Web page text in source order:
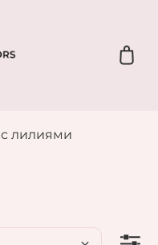
лилиями